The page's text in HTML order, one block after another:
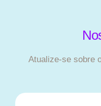
Atualize-se sobre